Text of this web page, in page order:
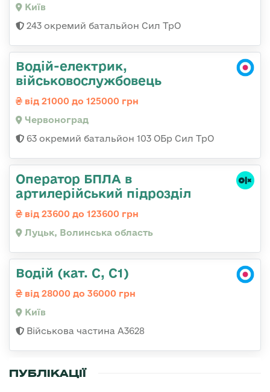
Київ
243 окремий батальйон Сил ТрО
Водій-електрик,
військовослужбовець
від 21000 до 125000 грн
Червоноград
63 окремий батальйон 103 ОБр Сил ТрО
Оператор БПЛА в
артилерійський підрозділ
від 23600 до 123600 грн
Луцьк, Волинська область
Водій (кат. С, С1)
від 28000 до 36000 грн
Київ
Військова частина А3628
ПУБЛІКАЦІЇ